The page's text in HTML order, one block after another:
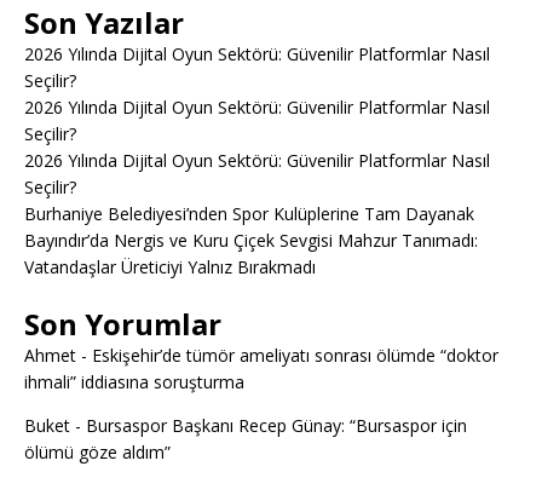
Son Yazılar
2026 Yılında Dijital Oyun Sektörü: Güvenilir Platformlar Nasıl
Seçilir?
2026 Yılında Dijital Oyun Sektörü: Güvenilir Platformlar Nasıl
Seçilir?
2026 Yılında Dijital Oyun Sektörü: Güvenilir Platformlar Nasıl
Seçilir?
Burhaniye Belediyesi’nden Spor Kulüplerine Tam Dayanak
Bayındır’da Nergis ve Kuru Çiçek Sevgisi Mahzur Tanımadı:
Vatandaşlar Üreticiyi Yalnız Bırakmadı
Son Yorumlar
Ahmet - Eskişehir’de tümör ameliyatı sonrası ölümde “doktor
ihmali” iddiasına soruşturma
Buket - Bursaspor Başkanı Recep Günay: “Bursaspor için
ölümü göze aldım”